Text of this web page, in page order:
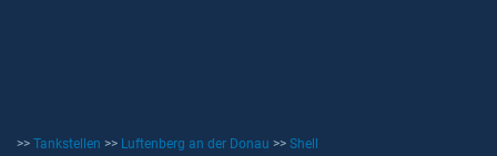
>> Tankstellen >> Luftenberg an der Donau >> Shell